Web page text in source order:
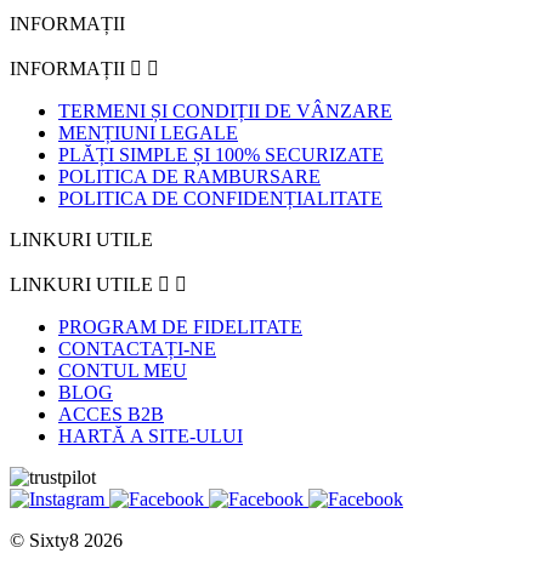
INFORMAȚII
INFORMAȚII  
TERMENI ȘI CONDIȚII DE VÂNZARE
MENȚIUNI LEGALE
PLĂȚI SIMPLE ȘI 100% SECURIZATE
POLITICA DE RAMBURSARE
POLITICA DE CONFIDENȚIALITATE
LINKURI UTILE
LINKURI UTILE  
PROGRAM DE FIDELITATE
CONTACTAȚI-NE
CONTUL MEU
BLOG
ACCES B2B
HARTĂ A SITE-ULUI
© Sixty8 2026